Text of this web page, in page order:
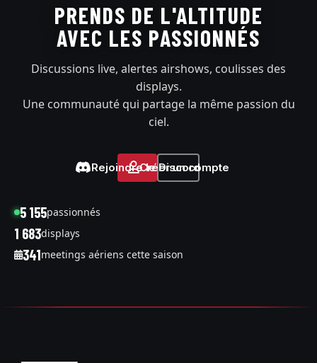
PRENDS DE L'ALTITUDE
AVEC LES PASSIONNÉS
Discussions live, alertes airshows, coulisses des
displays.
Une communauté qui partage la même passion du
ciel.
Rejoindre le Discord
Créer un compte
5 155passionnés
1 683displays
341meetings aériens cette saison